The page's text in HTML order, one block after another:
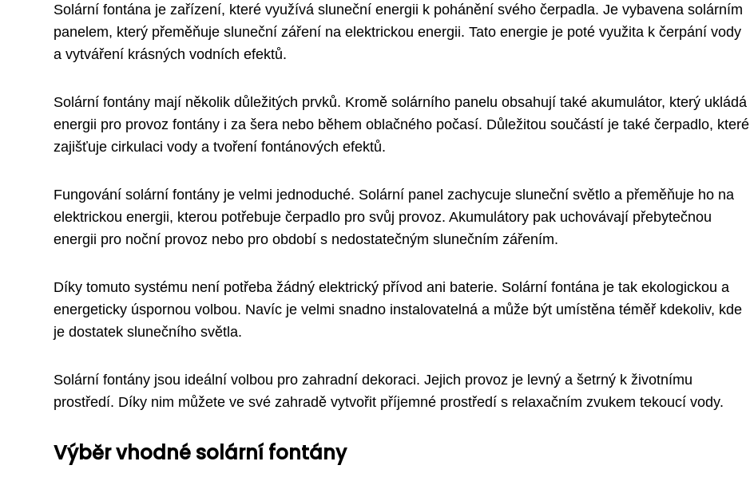
Solární fontána je zařízení, které využívá sluneční energii k pohánění svého čerpadla. Je vybavena solárním
panelem, který přeměňuje sluneční záření na elektrickou energii. Tato energie je poté využita k čerpání vody
a vytváření krásných vodních efektů.
Solární fontány mají několik důležitých prvků. Kromě solárního panelu obsahují také akumulátor, který ukládá
energii pro provoz fontány i za šera nebo během oblačného počasí. Důležitou součástí je také čerpadlo, které
zajišťuje cirkulaci vody a tvoření fontánových efektů.
Fungování solární fontány je velmi jednoduché. Solární panel zachycuje sluneční světlo a přeměňuje ho na
elektrickou energii, kterou potřebuje čerpadlo pro svůj provoz. Akumulátory pak uchovávají přebytečnou
energii pro noční provoz nebo pro období s nedostatečným slunečním zářením.
Díky tomuto systému není potřeba žádný elektrický přívod ani baterie. Solární fontána je tak ekologickou a
energeticky úspornou volbou. Navíc je velmi snadno instalovatelná a může být umístěna téměř kdekoliv, kde
je dostatek slunečního světla.
Solární fontány jsou ideální volbou pro zahradní dekoraci. Jejich provoz je levný a šetrný k životnímu
prostředí. Díky nim můžete ve své zahradě vytvořit příjemné prostředí s relaxačním zvukem tekoucí vody.
Výběr vhodné solární fontány